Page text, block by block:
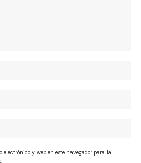
electrónico y web en este navegador para la